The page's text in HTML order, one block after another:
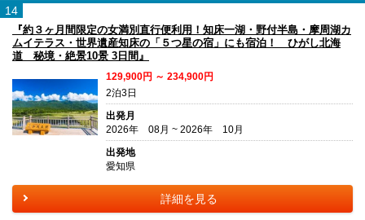
14
『約３ヶ月間限定の女満別直行便利用！知床一湖・野付半島・摩周湖カ
ムイテラス・世界遺産知床の「５つ星の宿」にも宿泊！ ひがし北海
道 秘境・絶景10景 3日間』
129,900円 ～ 234,900円
2泊3日
出発月
2026年 08月 ~ 2026年 10月
出発地
愛知県
詳細を見る